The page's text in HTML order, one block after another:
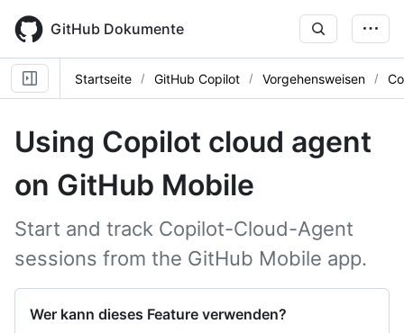
main
content
GitHub Dokumente
Startseite GitHub Copilot Vorgehensweisen
Using Copilot cloud agent
on GitHub Mobile
Start and track Copilot-Cloud-Agent
sessions from the GitHub Mobile app.
Wer kann dieses Feature verwenden?